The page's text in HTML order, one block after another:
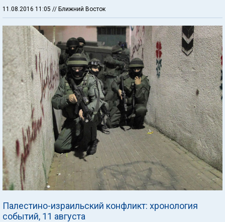
11.08.2016 11:05 // Ближний Восток
Палестино-израильский конфликт: хронология
событий, 11 августа